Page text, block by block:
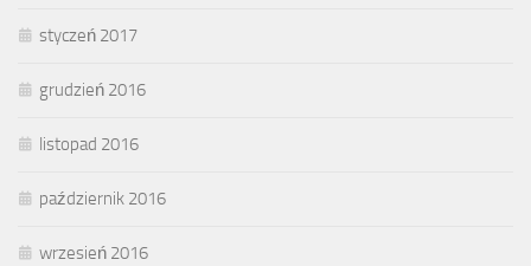
styczeń 2017
grudzień 2016
listopad 2016
październik 2016
wrzesień 2016